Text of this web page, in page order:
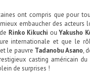
ont compris que pour
embaucher des acteurs
Rinko Kikuchi ouYakusho
internationale et que le
le pauvre Tadanobu Asano,
casting américain
de surprises !